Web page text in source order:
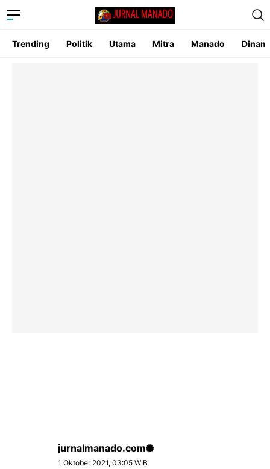
Trending Politik Utama Mitra Manado
jurnalmanado.com
1 Oktober 2021, 03:05 WIB